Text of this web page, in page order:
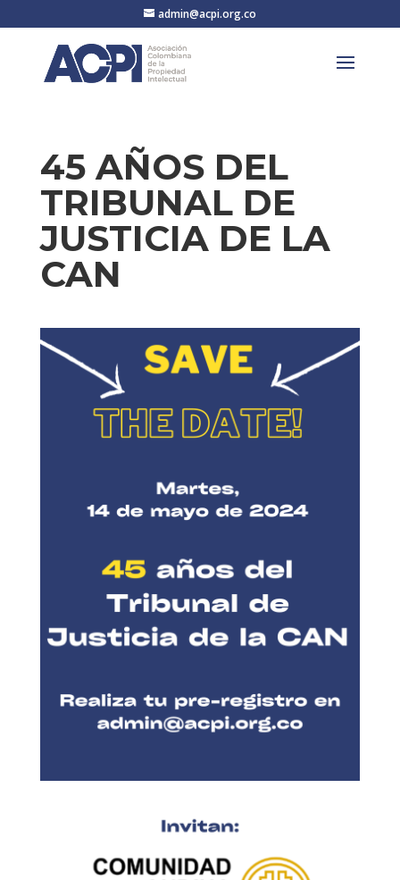
admin@acpi.org.co
45 AÑOS DEL
TRIBUNAL DE
JUSTICIA DE LA
CAN